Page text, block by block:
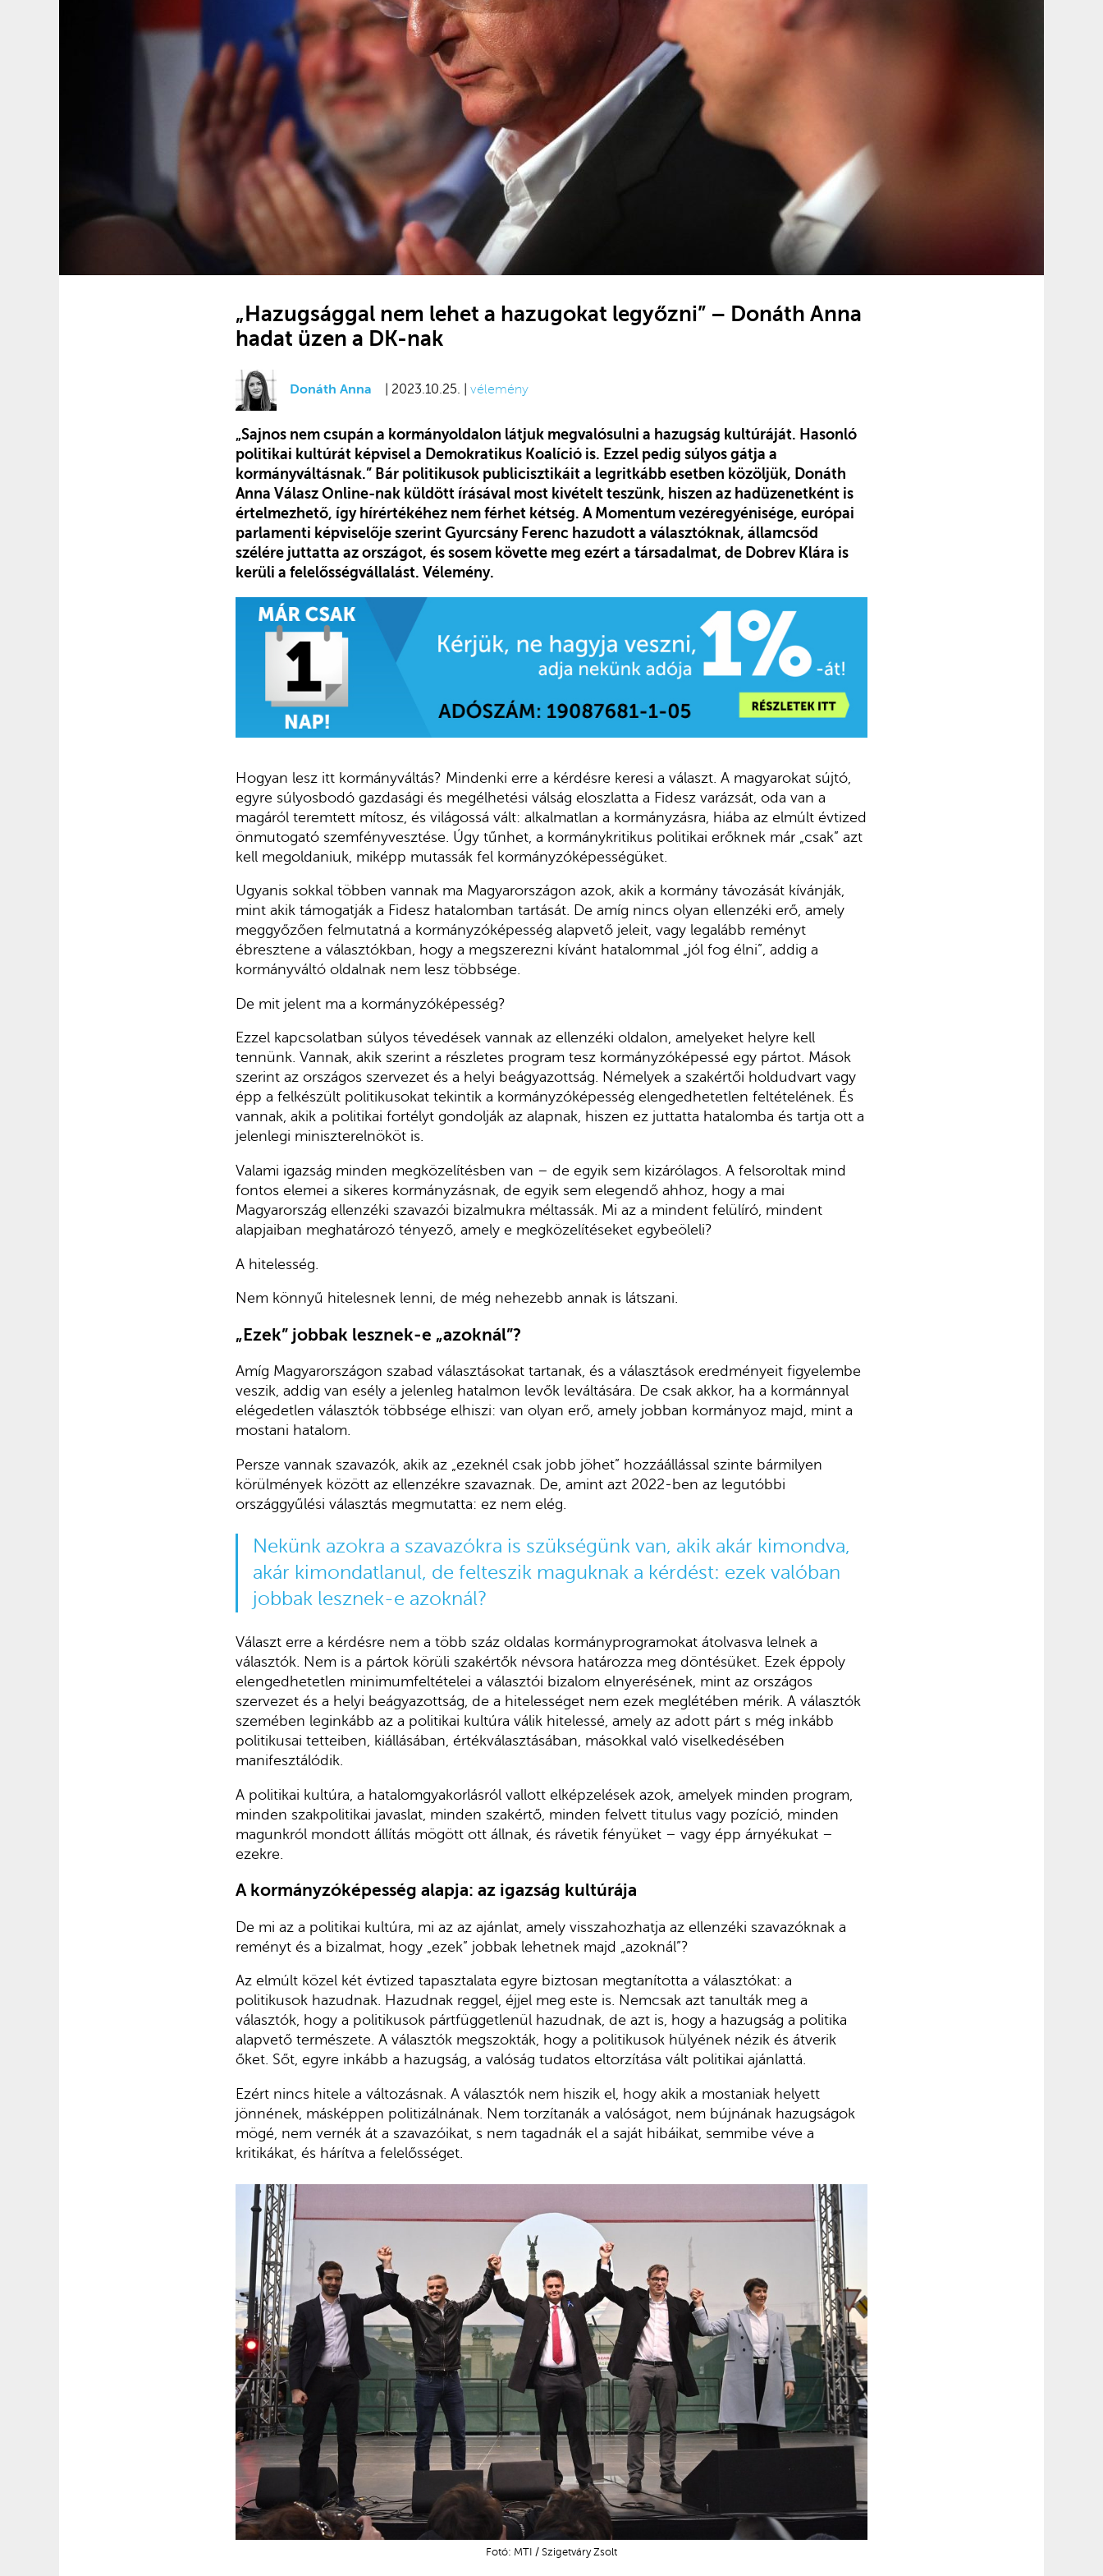
„Hazugsággal nem lehet a hazugokat legyőzni” – Donáth Anna
hadat üzen a DK-nak
Donáth Anna | 2023.10.25. | vélemény
„Sajnos nem csupán a kormányoldalon látjuk megvalósulni a hazugság kultúráját. Hasonló
politikai kultúrát képvisel a Demokratikus Koalíció is. Ezzel pedig súlyos gátja a
kormányváltásnak.” Bár politikusok publicisztikáit a legritkább esetben közöljük, Donáth
Anna Válasz Online-nak küldött írásával most kivételt teszünk, hiszen az hadüzenetként is
értelmezhető, így hírértékéhez nem férhet kétség. A Momentum vezéregyénisége, európai
parlamenti képviselője szerint Gyurcsány Ferenc hazudott a választóknak, államcsőd
szélére juttatta az országot, és sosem követte meg ezért a társadalmat, de Dobrev Klára is
kerüli a felelősségvállalást. Vélemény.
Hogyan lesz itt kormányváltás? Mindenki erre a kérdésre keresi a választ. A magyarokat sújtó,
egyre súlyosbodó gazdasági és megélhetési válság eloszlatta a Fidesz varázsát, oda van a
magáról teremtett mítosz, és világossá vált: alkalmatlan a kormányzásra, hiába az elmúlt évtized
önmutogató szemfényvesztése. Úgy tűnhet, a kormánykritikus politikai erőknek már „csak” azt
kell megoldaniuk, miképp mutassák fel kormányzóképességüket.
Ugyanis sokkal többen vannak ma Magyarországon azok, akik a kormány távozását kívánják,
mint akik támogatják a Fidesz hatalomban tartását. De amíg nincs olyan ellenzéki erő, amely
meggyőzően felmutatná a kormányzóképesség alapvető jeleit, vagy legalább reményt
ébresztene a választókban, hogy a megszerezni kívánt hatalommal „jól fog élni”, addig a
kormányváltó oldalnak nem lesz többsége.
De mit jelent ma a kormányzóképesség?
Ezzel kapcsolatban súlyos tévedések vannak az ellenzéki oldalon, amelyeket helyre kell
tennünk. Vannak, akik szerint a részletes program tesz kormányzóképessé egy pártot. Mások
szerint az országos szervezet és a helyi beágyazottság. Némelyek a szakértői holdudvart vagy
épp a felkészült politikusokat tekintik a kormányzóképesség elengedhetetlen feltételének. És
vannak, akik a politikai fortélyt gondolják az alapnak, hiszen ez juttatta hatalomba és tartja ott a
jelenlegi miniszterelnököt is.
Valami igazság minden megközelítésben van – de egyik sem kizárólagos. A felsoroltak mind
fontos elemei a sikeres kormányzásnak, de egyik sem elegendő ahhoz, hogy a mai
Magyarország ellenzéki szavazói bizalmukra méltassák. Mi az a mindent felülíró, mindent
alapjaiban meghatározó tényező, amely e megközelítéseket egybeöleli?
A hitelesség.
Nem könnyű hitelesnek lenni, de még nehezebb annak is látszani.
„Ezek” jobbak lesznek-e „azoknál”?
Amíg Magyarországon szabad választásokat tartanak, és a választások eredményeit figyelembe
veszik, addig van esély a jelenleg hatalmon levők leváltására. De csak akkor, ha a kormánnyal
elégedetlen választók többsége elhiszi: van olyan erő, amely jobban kormányoz majd, mint a
mostani hatalom.
Persze vannak szavazók, akik az „ezeknél csak jobb jöhet” hozzáállással szinte bármilyen
körülmények között az ellenzékre szavaznak. De, amint azt 2022-ben az legutóbbi
országgyűlési választás megmutatta: ez nem elég.
Nekünk azokra a szavazókra is szükségünk van, akik akár kimondva,
akár kimondatlanul, de felteszik maguknak a kérdést: ezek valóban
jobbak lesznek-e azoknál?
Választ erre a kérdésre nem a több száz oldalas kormányprogramokat átolvasva lelnek a
választók. Nem is a pártok körüli szakértők névsora határozza meg döntésüket. Ezek éppoly
elengedhetetlen minimumfeltételei a választói bizalom elnyerésének, mint az országos
szervezet és a helyi beágyazottság, de a hitelességet nem ezek meglétében mérik. A választók
szemében leginkább az a politikai kultúra válik hitelessé, amely az adott párt s még inkább
politikusai tetteiben, kiállásában, értékválasztásában, másokkal való viselkedésében
manifesztálódik.
A politikai kultúra, a hatalomgyakorlásról vallott elképzelések azok, amelyek minden program,
minden szakpolitikai javaslat, minden szakértő, minden felvett titulus vagy pozíció, minden
magunkról mondott állítás mögött ott állnak, és rávetik fényüket – vagy épp árnyékukat –
ezekre.
A kormányzóképesség alapja: az igazság kultúrája
De mi az a politikai kultúra, mi az az ajánlat, amely visszahozhatja az ellenzéki szavazóknak a
reményt és a bizalmat, hogy „ezek” jobbak lehetnek majd „azoknál”?
Az elmúlt közel két évtized tapasztalata egyre biztosan megtanította a választókat: a
politikusok hazudnak. Hazudnak reggel, éjjel meg este is. Nemcsak azt tanulták meg a
választók, hogy a politikusok pártfüggetlenül hazudnak, de azt is, hogy a hazugság a politika
alapvető természete. A választók megszokták, hogy a politikusok hülyének nézik és átverik
őket. Sőt, egyre inkább a hazugság, a valóság tudatos eltorzítása vált politikai ajánlattá.
Ezért nincs hitele a változásnak. A választók nem hiszik el, hogy akik a mostaniak helyett
jönnének, másképpen politizálnának. Nem torzítanák a valóságot, nem bújnának hazugságok
mögé, nem vernék át a szavazóikat, s nem tagadnák el a saját hibáikat, semmibe véve a
kritikákat, és hárítva a felelősséget.
Fotó: MTI / Szigetváry Zsolt